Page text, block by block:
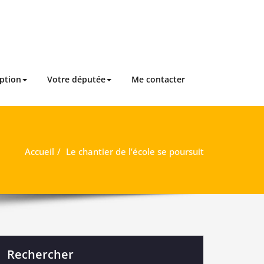
Votre députée Me contacter
Accueil Le chantier de l’école se poursuit
Rechercher